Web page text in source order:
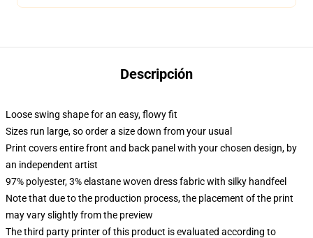
Descripción
Loose swing shape for an easy, flowy fit
Sizes run large, so order a size down from your usual
Print covers entire front and back panel with your chosen design, by
an independent artist
97% polyester, 3% elastane woven dress fabric with silky handfeel
Note that due to the production process, the placement of the print
may vary slightly from the preview
The third party printer of this product is evaluated according to